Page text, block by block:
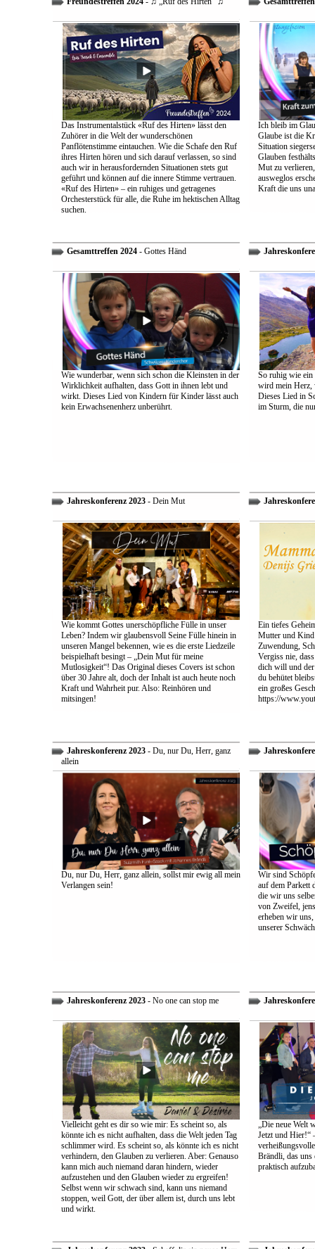
Das Instrumentalstück «Ruf des Hirten» lässt den
Zuhörer in die Welt der wunderschönen
Panflötenstimme eintauchen. Wie die Schafe den Ruf
ihres Hirten hören und sich darauf verlassen, so sind
auch wir in herausfordernden Situationen stets gut
geführt und können auf die innere Stimme vertrauen.
«Ruf des Hirten» – ein ruhiges und getragenes
Orchesterstück für alle, die Ruhe im hektischen Alltag
suchen.
Ich bleib im
Glaube ist die
Situation
Glauben
Mut zu
ausweglos
Kraft die uns
Gesamttreffen 2024- Gottes Händ
Wie wunderbar, wenn sich schon die Kleinsten in der
Wirklichkeit aufhalten, dass Gott in ihnen lebt und
wirkt. Dieses Lied von Kindern für Kinder lässt auch
kein Erwachsenenherz unberührt.
So ruhig wie ein
wird mein Herz,
Dieses Lied in
im Sturm, die
Jahreskonferenz 2023- Dein Mut
Wie kommt Gottes unerschöpfliche Fülle in unser
Leben? Indem wir glaubensvoll Seine Fülle hinein in
unseren Mangel bekennen, wie es die erste Liedzeile
beispielhaft besingt – „Dein Mut für meine
Mutlosigkeit“! Das Original dieses Covers ist schon
über 30 Jahre alt, doch der Inhalt ist auch heute noch
Kraft und Wahrheit pur. Also: Reinhören und
mitsingen!
Ein tiefes
Mutter und
Zuwendung,
Vergiss nie,
dich will und der
du behütet
ein großes
https://
Jahreskonferenz 2023- Du, nur Du, Herr, ganz
allein
Du, nur Du, Herr, ganz allein, sollst mir ewig all mein
Verlangen sein!
Wir sind
auf dem Parkett
die wir uns
von Zweifel,
erheben wir
unserer
Jahreskonferenz 2023- No one can stop me
Vielleicht geht es dir so wie mir: Es scheint so, als
könnte ich es nicht aufhalten, dass die Welt jeden Tag
schlimmer wird. Es scheint so, als könnte ich es nicht
verhindern, den Glauben zu verlieren. Aber: Genauso
kann mich auch niemand daran hindern, wieder
aufzustehen und den Glauben wieder zu ergreifen!
Selbst wenn wir schwach sind, kann uns niemand
stoppen, weil Gott, der über allem ist, durch uns lebt
und wirkt.
„Die neue Welt
Jetzt und Hier!“
Brändli, das uns
praktisch